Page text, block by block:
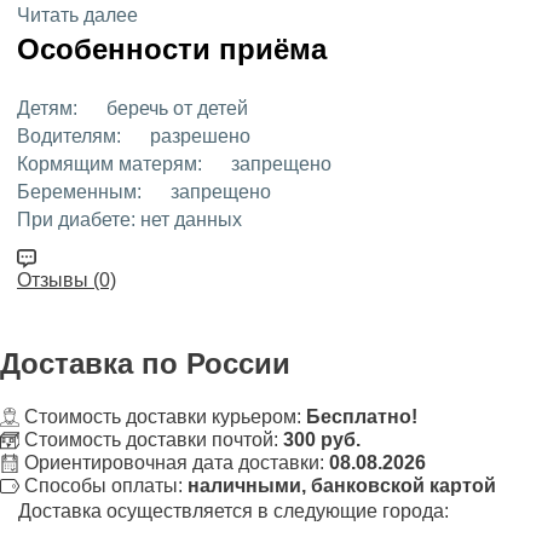
Читать далее
Особенности приёма
Детям:
беречь от детей
Водителям:
разрешено
Кормящим матерям:
запрещено
Беременным:
запрещено
При диабете: нет данных
Отзывы (0)
Доставка по России
Стоимость доставки курьером: Бесплатно!
Стоимость доставки почтой: 300 руб.
Ориентировочная дата доставки: 08.08.2026
Способы оплаты: наличными, банковской картой
Доставка осуществляется в следующие города: